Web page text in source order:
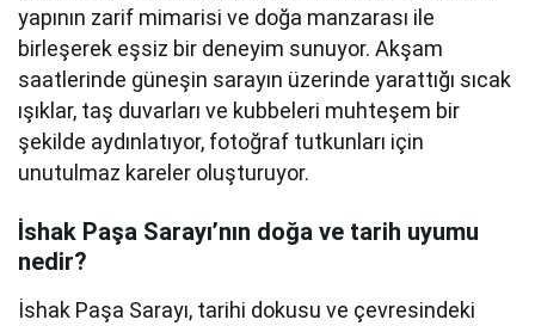
yapının zarif mimarisi ve doğa manzarası ile
birleşerek eşsiz bir deneyim sunuyor. Akşam
saatlerinde güneşin sarayın üzerinde yarattığı sıcak
ışıklar, taş duvarları ve kubbeleri muhteşem bir
şekilde aydınlatıyor, fotoğraf tutkunları için
unutulmaz kareler oluşturuyor.
İshak Paşa Sarayı’nın doğa ve tarih uyumu
nedir?
İshak Paşa Sarayı, tarihi dokusu ve çevresindeki